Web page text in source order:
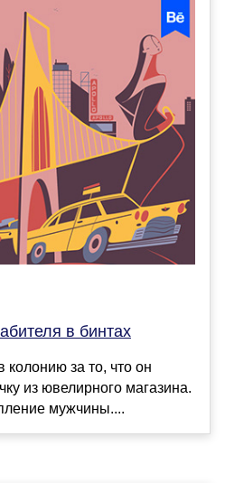
в бинтах
колонию за то, что он
из ювелирного магазина.
мужчины....